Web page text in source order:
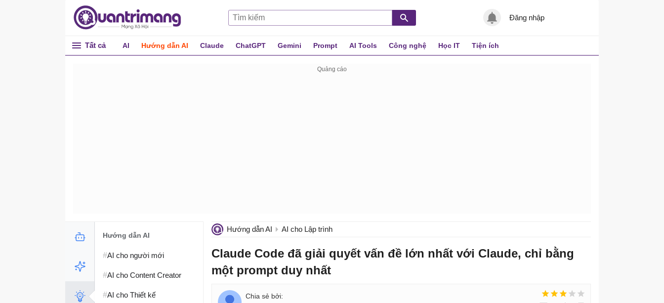
Đăng nhập
Tất cả AI Hướng dẫn AI Claude ChatGPT Gemini Prompt AI Tools Công nghệ Học IT Tiện ích
Hướng dẫn AI AI cho Lập trình
Claude Code đã giải quyết vấn đề lớn nhất với Claude, chỉ bằng
một prompt duy nhất
Hướng dẫn AI
#AI cho người mới
#AI cho Content Creator
#AI cho Thiết kế